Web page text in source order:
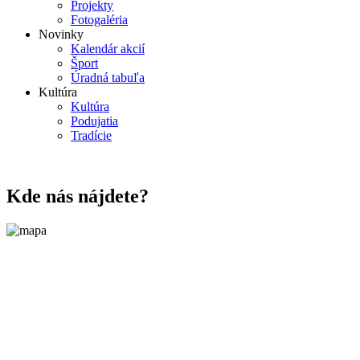
Projekty
Fotogaléria
Novinky
Kalendár akcií
Šport
Úradná tabuľa
Kultúra
Kultúra
Podujatia
Tradície
Kde nás nájdete?